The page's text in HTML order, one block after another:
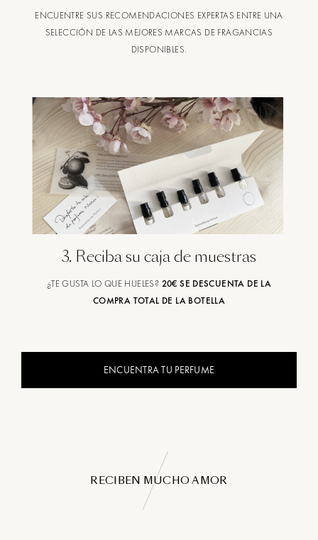
ENCUENTRE SUS RECOMENDACIONES EXPERTAS ENTRE UNA
SELECCIÓN DE LAS MEJORES MARCAS DE FRAGANCIAS
DISPONIBLES.
3. Reciba su caja de muestras
¿TE GUSTA LO QUE HUELES? 20€ SE DESCUENTA DE LA
COMPRA TOTAL DE LA BOTELLA
ENCUENTRA TU PERFUME
RECIBEN MUCHO AMOR